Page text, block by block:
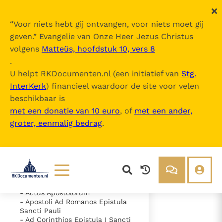
“Voor niets hebt gij ontvangen, voor niets moet gij
geven.” Evangelie van Onze Heer Jezus Christus
volgens Matteüs, hoofdstuk 10, vers 8
.
U helpt RKDocumenten.nl (een initiatief van Stg.
InterKerk) financieel waardoor de site voor velen
beschikbaar is
met een donatie van 10 euro, of met een ander,
groter, eenmalig bedrag.
Lezen
Documenten
Over ons
Over RK Documenten
Nova Vulgata
Inhoudsopgave
uitklappen
- Vetus Testamentum
- Evangelium Secundum
Matthaeum
- Evangelium Secundum Marcum
- Evangelium Secundum Lucam
- Actus Apostolorum
- Apostoli Ad Romanos Epistula
Sancti Pauli
- Ad Corinthios Epistula I Sancti
- Caput 1